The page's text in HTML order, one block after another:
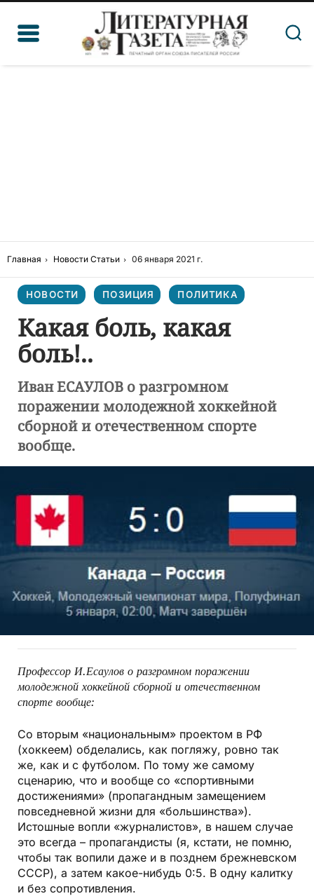
Главная Новости Статьи 06 января 2021 г.
НОВОСТИ ПОЗИЦИЯ ПОЛИТИКА
Какая боль, какая
боль!..
Иван ЕСАУЛОВ о разгромном
поражении молодежной хоккейной
сборной и отечественном спорте
вообще.
Профессор И.Есаулов о разгромном поражении
молодежной хоккейной сборной и отечественном
спорте вообще:
Со вторым «национальным» проектом в РФ
(хоккеем) обделались, как погляжу, ровно так
же, как и с футболом. По тому же самому
сценарию, что и вообще со «спортивными
достижениями» (пропагандным замещением
повседневной жизни для «большинства»).
Истошные вопли «журналистов», в нашем случае
это всегда – пропагандисты (я, кстати, не помню,
чтобы так вопили даже и в позднем брежневском
СССР), а затем какое-нибудь 0:5. В одну калитку
и без сопротивления.